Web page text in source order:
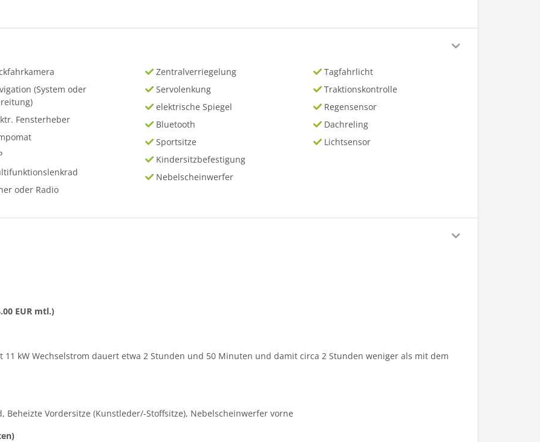
(System oder
Fensterheber
oder Radio
Zentralverriegelung
Servolenkung
elektrische Spiegel
Bluetooth
Sportsitze
Kindersitzbefestigung
Nebelscheinwerfer
Tagfahrlicht
Traktionskontrolle
Regensensor
Dachreling
Lichtsensor
EUR mtl.)
11 kW Wechselstrom dauert etwa 2 Stunden und 50 Minuten und damit circa 2 Stunden weniger als mit dem
Beheizte Vordersitze (Kunstleder/-Stoffsitze), Nebelscheinwerfer vorne